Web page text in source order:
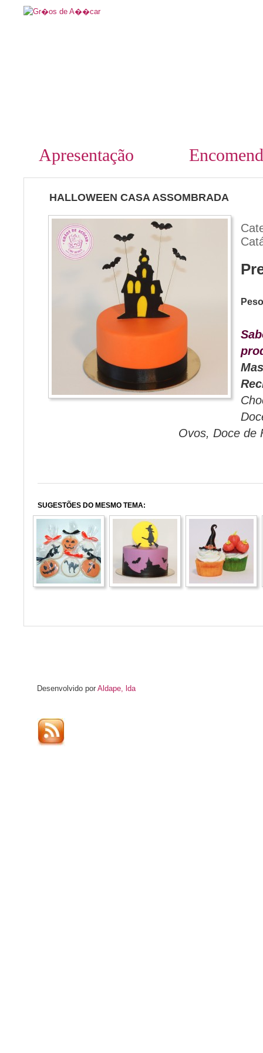
Apresentação
HALLOWEEN CASA ASSOMBRADA
Ovos, Doce de
SUGESTÕES DO MESMO TEMA:
Desenvolvido por Aldape, lda